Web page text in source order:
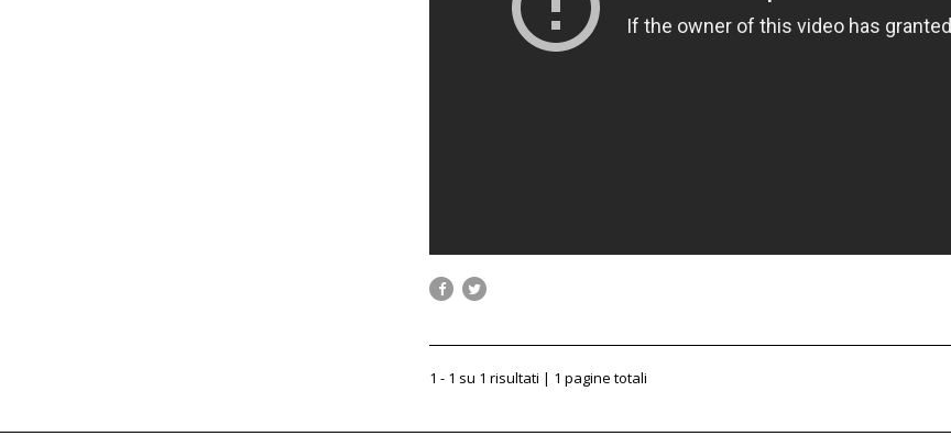
1 - 1 su 1 risultati | 1 pagine totali